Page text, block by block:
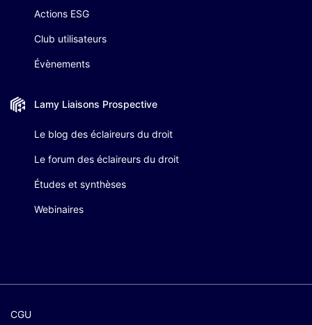
Actions ESG
Club utilisateurs
Évènements
Lamy Liaisons Prospective
Le blog des éclaireurs du droit
Le forum des éclaireurs du droit
Études et synthèses
Webinaires
CGU